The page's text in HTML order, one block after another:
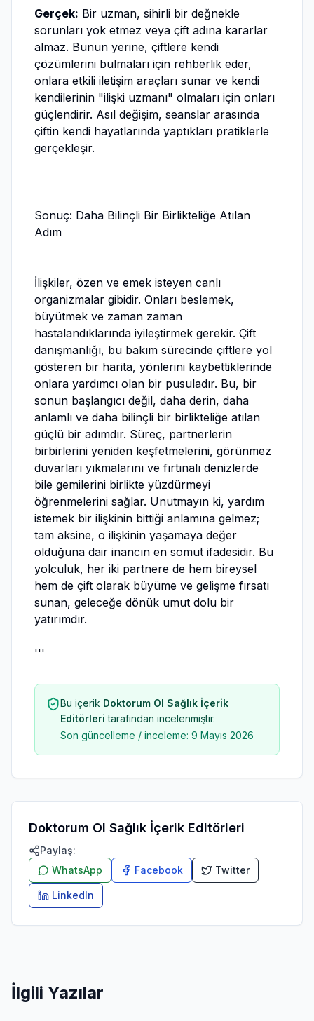
Gerçek: Bir uzman, sihirli bir değnekle
sorunları yok etmez veya çift adına kararlar
almaz. Bunun yerine, çiftlere kendi
çözümlerini bulmaları için rehberlik eder,
onlara etkili iletişim araçları sunar ve kendi
kendilerinin "ilişki uzmanı" olmaları için onları
güçlendirir. Asıl değişim, seanslar arasında
çiftin kendi hayatlarında yaptıkları pratiklerle
gerçekleşir.
Sonuç: Daha Bilinçli Bir Birlikteliğe Atılan
Adım
İlişkiler, özen ve emek isteyen canlı
organizmalar gibidir. Onları beslemek,
büyütmek ve zaman zaman
hastalandıklarında iyileştirmek gerekir. Çift
danışmanlığı, bu bakım sürecinde çiftlere yol
gösteren bir harita, yönlerini kaybettiklerinde
onlara yardımcı olan bir pusuladır. Bu, bir
sonun başlangıcı değil, daha derin, daha
anlamlı ve daha bilinçli bir birlikteliğe atılan
güçlü bir adımdır. Süreç, partnerlerin
birbirlerini yeniden keşfetmelerini, görünmez
duvarları yıkmalarını ve fırtınalı denizlerde
bile gemilerini birlikte yüzdürmeyi
öğrenmelerini sağlar. Unutmayın ki, yardım
istemek bir ilişkinin bittiği anlamına gelmez;
tam aksine, o ilişkinin yaşamaya değer
olduğuna dair inancın en somut ifadesidir. Bu
yolculuk, her iki partnere de hem bireysel
hem de çift olarak büyüme ve gelişme fırsatı
sunan, geleceğe dönük umut dolu bir
yatırımdır.
'''
Bu içerik Doktorum Ol Sağlık İçerik
Editörleri tarafından incelenmiştir.
Son güncelleme / inceleme: 9 Mayıs 2026
Doktorum Ol Sağlık İçerik Editörleri
Paylaş:
WhatsApp
Facebook Twitter
LinkedIn
İlgili Yazılar